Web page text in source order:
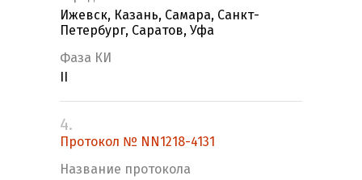
Ижевск, Казань, Самара, Санкт-
Петербург, Саратов, Уфа
Фаза КИ
4.
Протокол № NN1218-4131
Название протокола